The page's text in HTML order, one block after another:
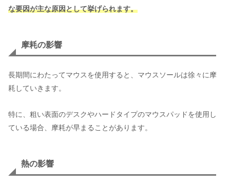
な要因が主な原因として挙げられます。
摩耗の影響
長期間にわたってマウスを使用すると、マウスソールは徐々に摩
耗していきます。
特に、粗い表面のデスクやハードタイプのマウスパッドを使用し
ている場合、摩耗が早まることがあります。
熱の影響